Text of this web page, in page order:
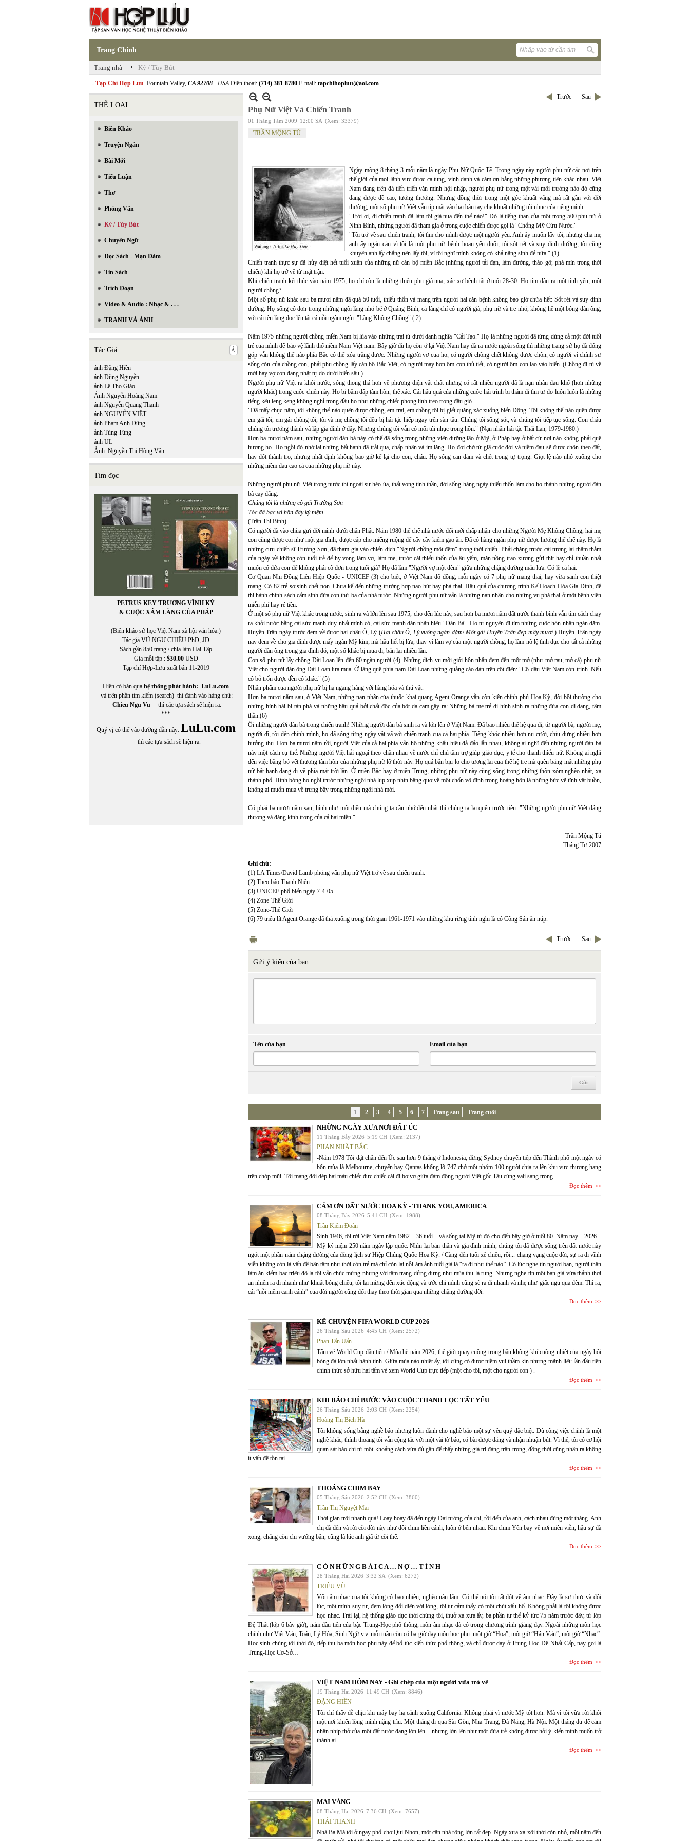
Trang Chính
Trang nhà › Ký / Tùy Bút
- Tạp Chí Hợp Lưu Fountain Valley, CA 92708 - USAĐiện thoại: (714) 381-8780 E-mail: tapchihopluu@aol.com
THỂ LOẠI
Biên Khảo
Truyện Ngắn
Bài Mới
Tiểu Luận
Thơ
Phỏng Vấn
Ký / Tùy Bút
Chuyển Ngữ
Đọc Sách - Mạn Đàm
Tin Sách
Trích Đoạn
Video & Audio : Nhạc & . . .
TRANH VÀ ẢNH
Tác Giả
ảnh Đặng Hiền
ảnh Dũng Nguyễn
ảnh Lê Thọ Giáo
Ảnh Nguyễn Hoàng Nam
ảnh Nguyễn Quang Thạnh
ảnh NGUYỄN VIỆT
ảnh Phạm Anh Dũng
ảnh Tùng Tùng
ảnh UL
Ảnh: Nguyễn Thị Hồng Vân
Tìm đọc
PETRUS KEY TRƯƠNG VĨNH KÝ
& CUỘC XÂM LĂNG CỦA PHÁP
(Biên khảo sử học Việt Nam xã hội văn hóa.)
Tác giả VŨ NGỰ CHIÊU PhD, JD
Sách gần 850 trang / chia làm Hai Tập
Gía mỗi tập : $30.00USD
Tạp chí Hợp-Lưu xuất bản 11-2019
Hiện có bán qua hệ thống phát hành: LuLu.com
và trên phần tìm kiếm (search) thì đánh vào hàng chữ:
Chieu Ngu Vu thì các tựa sách sẽ hiện ra.
***
Quý vị có thể vào đường dẫn này: LuLu.com
thì các tựa sách sẽ hiện ra.
Trước Sau
Phụ Nữ Việt Và Chiến Tranh
01 Tháng Tám 2009 12:00 SA (Xem: 33379)
TRẦN MỘNG TÚ
Ngày mồng 8 tháng 3 mỗi năm là ngày Phụ Nữ Quốc Tế. Trong ngày này người phụ nữ các nơi trên
thế giới của mọi lãnh vực được ca tụng, vinh danh và cám ơn bằng những phương tiện khác nhau. Việt
Nam đang trên đà tiến triển văn minh hội nhập, người phụ nữ trong một vài môi trường nào đó cũng
đang được đề cao, tưởng thưởng. Nhưng đồng thời trong một góc khuất vắng mà rất gần với đời
thường, một số phụ nữ Việt vẫn úp mặt vào hai bàn tay che khuất những tủi nhục của riêng mình.
"Trời ơi, đi chiến tranh đã làm tôi già nua đến thế nào!" Đó là tiếng than của một trong 500 phụ nữ ở
Ninh Bình, những người đã tham gia ở trong cuộc chiến được gọi là "Chống Mỹ Cứu Nước."
"Tôi trở về sau chiến tranh, tôi tìm cho mình được một người yêu. Anh ấy muốn lấy tôi, nhưng cha mẹ
anh ấy ngăn cản vì tôi là một phụ nữ bệnh hoạn yếu đuối, tôi sốt rét và suy dinh dưỡng, tôi cũng
khuyên anh ấy chẳng nên lấy tôi, vì tôi nghĩ mình không có khả năng sinh đẻ nữa." (1)
Chiến tranh thực sự đã hủy diệt hết tuổi xuân của những nữ cán bộ miền Bắc (những người tải đạn, làm đường, tháo gỡ, phá mìn trong thời
chiến) khi họ trở về từ mặt trận.
Khi chiến tranh kết thúc vào năm 1975, họ chỉ còn là những thiếu phụ già nua, xác xơ bệnh tật ở tuổi 28-30. Họ tìm đâu ra một tình yêu, một
người chồng?
Một số phụ nữ khác sau ba mươi năm đã quá 50 tuổi, thiếu thốn và mang trên người hai căn bệnh không bao giờ chữa hết: Sốt rét và suy dinh
dưỡng. Họ sống cô đơn trong những ngôi làng nhỏ bé ở Quảng Bình, cả làng chỉ có người già, phụ nữ và trẻ nhỏ, không hề một bóng đàn ông,
với cái tên làng đọc lên tất cả nỗi ngậm ngùi: "Làng Không Chồng" ( 2)
Năm 1975 những người chồng miền Nam bị lùa vào những trại tù dưới danh nghĩa "Cải Tạo." Họ là những người đã từng dùng cả một đời tuổi
trẻ của mình để bảo vệ lãnh thổ niềm Nam Việt nam. Bây giờ dù họ còn ở lại Việt Nam hay đã ra nước ngoài sống thì những trang sử họ đã đóng
góp vẫn không thể nào phía Bắc có thể xóa trắng được. Những người vợ của họ, có người chồng chết không được chôn, có người vì chính sự
sống còn của chồng con, phải phụ chồng lấy cán bộ Bắc Việt, có người may hơn ôm con thủ tiết, có người ôm con lao vào biển. (Chồng đi tù về
mới hay vợ con đang nhặt tự do dưới biển sâu.)
Người phụ nữ Việt ra khỏi nước, sống thong thả hơn về phương diện vật chất nhưng có rất nhiều người đã là nạn nhân đau khổ (hơn những
người khác) trong cuộc chiến này. Họ bị bầm dập tâm hồn, thể xác. Cái hậu quả của những cuộc hải trình bi thảm đi tìm tự do luôn luôn là những
tiếng kêu leng keng không nghỉ trong đầu họ như những chiếc phong linh treo trong đầu gió.
"Đã mấy chục năm, tôi không thể nào quên được chồng, em trai, em chồng tôi bị giết quăng xác xuống biển Đông. Tôi không thể nào quên được
em gái tôi, em gái chồng tôi, tôi và mẹ chồng tôi đều bị hải tặc hiếp ngay trên sàn tầu. Chúng tôi sống sót, và chúng tôi tiếp tục sống. Con cháu
chúng tôi trưởng thành và lập gia đình ở đây. Nhưng chúng tôi vẫn có mối tủi nhục trong hồn." (Nạn nhân hải tặc Thái Lan, 1979-1980.)
Hơn ba mươi năm sau, những người đàn bà này có thể đã sống trong những viện dưỡng lão ở Mỹ, ở Pháp hay ở bất cứ nơi nào không phải quê
hương họ. Họ ngồi đó nhớ lại những bất hạnh đã trải qua, chấp nhận và im lặng. Họ đợi chờ từ giã cuộc đời và niềm đau sẽ được chôn theo đất,
hay đốt thành tro, nhưng nhất định không bao giờ kể lại cho con, cháu. Họ sống can đảm và chết trong tự trọng. Giọt lệ nào nhỏ xuống cho
những niềm đau cao cả của những phụ nữ này.
Những người phụ nữ Việt trong nước thì ngoài sự héo úa, thất vọng tinh thần, đời sống hàng ngày thiếu thốn làm cho họ thành những người đàn
bà cay đắng.
Chúng tôi là những cô gái Trường Sơn
Tóc đã bạc và hồn đầy kỷ niệm
(Trần Thị Bình)
Có người đã vào chùa gửi đời mình dưới chân Phật. Năm 1980 thể chế nhà nước đổi mới chấp nhận cho những Người Mẹ Không Chồng, hai mẹ
con cũng được coi như một gia đình, được cấp cho miếng ruộng để cấy cầy kiếm gạo ăn. Đã có hàng ngàn phụ nữ được hưởng thể chế này. Họ là
những cựu chiến sĩ Trường Sơn, đã tham gia vào chiến dịch "Người chồng một đêm" trong thời chiến. Phải chăng trước cái tương lai thăm thẳm
của ngày về không còn tuổi trẻ để hy vọng làm vợ, làm mẹ, trước cái thiếu thốn của âu yếm, mặn nồng trao xương gửi thịt hay chỉ thuần nhất
muốn có đứa con để không phải cô đơn trong tuổi già? Họ đã làm "Người vợ một đêm" giữa những chặng đường máu lửa. Có lẽ cả hai.
Cơ Quan Nhi Đồng Liên Hiệp Quốc - UNICEF (3) cho biết, ở Việt Nam đổ đồng, mỗi ngày có 7 phụ nữ mang thai, hay vừa sanh con thiệt
mạng. Có 82 trẻ sơ sinh chết non. Chưa kể đến những trường hợp nạo hút hay phá thai. Hậu quả của chương trình Kế Hoạch Hóa Gia Đình, để
thi hành chính sách cấm sinh đứa con thứ ba của nhà nước. Những người phụ nữ vẫn là những nạn nhân cho những vụ phá thai ở một bệnh viện
miễn phí hay rẻ tiền.
Ở một số phụ nữ Việt khác trong nước, sinh ra và lớn lên sau 1975, cho đến lúc này, sau hơn ba mươi năm đất nước thanh bình vẫn tìm cách chạy
ra khỏi nước bằng cái sức mạnh duy nhất mình có, cái sức mạnh dán nhãn hiệu "Đàn Bà". Họ tự nguyện đi tìm những cuộc hôn nhân ngàn dặm.
Huyền Trân ngày trước đem về được hai châu Ô, Lý (Hai châu Ô, Lý vuông ngàn dặm/Một gái Huyền Trân đẹp mấy mươi.) Huyền Trân ngày
nay đem về cho gia đình được mấy ngàn Mỹ kim; mà hầu hết bị lừa, thay vì làm vợ của một người chồng, họ làm nô lệ tình dục cho tất cả những
người đàn ông trong gia đình đó, một số khác bị mua đi, bán lại nhiều lần.
Con số phụ nữ lấy chồng Đài Loan lên đến 60 ngàn người (4). Những dịch vụ môi giới hôn nhân đem đến một mớ (như mớ rau, mớ cá) phụ nữ
Việt cho người đàn ông Đài Loan lựa mua. Ở làng quê phía nam Đài Loan những quảng cáo dán trên cột điện: "Cô dâu Việt Nam còn trinh. Nếu
cô bỏ trốn được đền cô khác." (5)
Nhân phẩm của người phụ nữ bị hạ ngang hàng với hàng hóa và thú vật.
Hơn ba mươi năm sau, ở Việt Nam, những nạn nhân của thuốc khai quang Agent Orange vẫn còn kiện chính phủ Hoa Kỳ, đòi bồi thường cho
những hình hài bị tàn phá và những hậu quả bởi chất độc của bột da cam gây ra: Những bà mẹ trẻ dị hình sinh ra những đứa con dị dạng, tâm
thần.(6)
Ôi những người đàn bà trong chiến tranh! Những người đàn bà sinh ra và lớn lên ở Việt Nam. Đã bao nhiêu thế hệ qua đi, từ người bà, người mẹ,
người dì, rồi đến chính mình, họ đã sống từng ngày vật vã với chiến tranh của cả hai phía. Tiếng khóc nhiều hơn nụ cười, chịu đựng nhiều hơn
hưởng thụ. Hơn ba mươi năm rồi, người Việt của cả hai phía vẫn hô những khẩu hiệu đả đảo lẫn nhau, không ai nghĩ đến những người đàn bà
này một cách cụ thể. Những người Việt hải ngoại theo chân nhau về nước chỉ chú tâm trợ giúp giáo dục, y tế cho thanh thiếu nữ. Không ai nghĩ
đến việc băng bó vết thương tâm hồn của những phụ nữ lỡ thời này. Họ quá bận bịu lo cho tương lai của thế hệ trẻ mà quên bẵng mất những phụ
nữ bất hạnh đang đi về phía mặt trời lặn. Ở miền Bắc hay ở miền Trung, những phụ nữ này cũng sống trong những thôn xóm nghèo nhất, xa
thành phố. Hình bóng họ ngồi trước những ngôi nhà lụp xụp nhìn bâng quơ về một chốn vô định trong hoàng hôn là những bức vẽ tĩnh vật buồn,
không ai muốn mua về trưng bầy trong những ngôi nhà mới.
Có phải ba mươi năm sau, hình như một điều mà chúng ta cần nhớ đến nhất thì chúng ta lại quên trước tiên: "Những người phụ nữ Việt đáng
thương và đáng kính trọng của cả hai miền."
Trần Mộng Tú
Tháng Tư 2007
-----------------------
Ghi chú:
(1) LA Times/David Lamb phỏng vấn phụ nữ Việt trở về sau chiến tranh.
(2) Theo báo Thanh Niên
(3) UNICEF phổ biến ngày 7-4-05
(4) Zone-Thế Giới
(5) Zone-Thế Giới
(6) 79 triệu lít Agent Orange đã thả xuống trong thời gian 1961-1971 vào những khu rừng tình nghi là có Cộng Sản ẩn núp.
Trước Sau
Gửi ý kiến của bạn
Tên của bạn Email của bạn
1 2 3 4 5 6 7 Trang sau Trang cuối
NHỮNG NGÀY XƯA NƠI ĐẤT ÚC
11 Tháng Bảy 2026 5:19 CH (Xem: 2137)
PHAN NHẬT BẮC
-Năm 1978 Tôi đặt chân đến Úc sau hơn 9 tháng ở Indonesia, dừng Sydney chuyển tiếp đến Thành phố một ngày có
bốn mùa là Melbourne, chuyến bay Qantas khổng lồ 747 chở một nhóm 100 người chia ra lên khu vực thượng hạng
trên chóp mũi. Tôi mang đôi dép hai màu chiếc đực chiếc cái đi bơ vơ giữa đám đông người Việt gốc Tàu cùng vali sang trọng.
Đọc thêm
CÁM ƠN ĐẤT NƯỚC HOA KỲ - THANK YOU, AMERICA
08 Tháng Bảy 2026 5:41 CH (Xem: 1988)
Trần Kiêm Đoàn
Sinh 1946, tôi rời Việt Nam năm 1982 – 36 tuổi – và sống tại Mỹ từ đó cho đến bây giờ ở tuổi 80. Năm nay – 2026 –
Mỹ kỷ niệm 250 năm ngày lập quốc. Nhìn lại bản thân và gia đình mình, chúng tôi đã được sống trên đất nước này
ngót một phần năm chặng đường của dòng lịch sử Hiệp Chủng Quốc Hoa Kỳ. / Càng đến tuổi xế chiều, rồi... chạng vạng cuộc đời, sự ra đi vĩnh
viễn không còn là vấn đề bận tâm như thời còn trẻ mà chỉ còn lại nỗi ám ảnh tuổi già là “ra đi như thế nào”. Có lúc nghe tin người bạn, người thân
làm ăn kiếm bạc triệu đô la tôi vẫn chúc mừng nhưng với tâm trạng dửng dưng như mùa thu lá rụng. Nhưng nghe tin một bạn già vừa thảnh thơi
an nhiên ra đi nhanh như khuất bóng chiều, tôi lại mừng đến xúc động và ước chi mình cũng sẽ ra đi nhanh và nhẹ như giấc ngủ qua đêm. Thì ra,
cái “nỗi niềm canh cánh” của đời người cũng đổi thay theo thời gian qua những chặng đường đời.
Đọc thêm
KỂ CHUYỆN FIFA WORLD CUP 2026
26 Tháng Sáu 2026 4:45 CH (Xem: 2572)
Phan Tấn Uẩn
Tấm vé World Cup đầu tiên / Mùa hè năm 2026, thế giới quay cuồng trong bầu không khí cuồng nhiệt của ngày hội
bóng đá lớn nhất hành tinh. Giữa mùa náo nhiệt ấy, tôi cũng có được niềm vui thầm kín nhưng mãnh liệt: lần đầu tiên
chính thức sở hữu hai tấm vé xem World Cup trực tiếp (một cho tôi, một cho người con ) .
Đọc thêm
KHI BÁO CHÍ BƯỚC VÀO CUỘC THANH LỌC TẤT YẾU
26 Tháng Sáu 2026 2:03 CH (Xem: 2254)
Hoàng Thị Bích Hà
Tôi không sống bằng nghề báo nhưng luôn dành cho nghề báo một sự yêu quý đặc biệt. Dù công việc chính là một
nghề khác, thỉnh thoảng tôi vẫn cộng tác với một vài tờ báo, có bài được đăng và nhận nhuận bút. Vì thế, tôi có cơ hội
quan sát báo chí từ một khoảng cách vừa đủ gần để thấy những giá trị đáng trân trọng, đồng thời cũng nhận ra không
ít vấn đề tồn tại.
Đọc thêm
THOÁNG CHIM BAY
05 Tháng Sáu 2026 2:52 CH (Xem: 3860)
Trần Thị Nguyệt Mai
Thời gian trôi nhanh quá! Loay hoay đã đến ngày Đại tường của chị, rồi đến của anh, cách nhau đúng một tháng. Anh
chị đã đến và rời cõi đời này như đôi chim liền cánh, luôn ở bên nhau. Khi chim Yến bay về nơi miên viễn, hậu sự đã
xong, chẳng còn chi vướng bận, cũng là lúc anh giã từ cõi thế.
Đọc thêm
C Ó N H Ữ N G B À I C A … N Ợ … T Ì N H
28 Tháng Hai 2026 3:32 SA (Xem: 6272)
TRIỆU VŨ
Vốn âm nhạc của tôi không có bao nhiêu, nghèo nàn lắm. Có thể nói tôi rất dốt về âm nhạc. Đây là sự thực và đôi
lúc, một mình suy tư, đem lòng đối diện với lòng, tôi tự cảm thấy có một chút xấu hổ. Không phải là tôi không được
học nhạc. Trái lại, hệ thống giáo dục thời chúng tôi, thuở xa xưa ấy, ba phần tư thế kỷ tức 75 năm trước đây, từ lớp
Đệ Thất (lớp 6 bây giờ), năm đầu tiên của bậc Trung-Học phổ thông, môn âm nhạc đã có trong chương trình giảng dạy. Ngoài những môn học
chính như Việt Văn, Toán, Lý Hóa, Sinh Ngữ v.v. mỗi tuần còn có ba giờ dạy môn học phụ: một giờ “Họa”, một giờ “Hán Văn”, một giờ “Nhạc”.
Học sinh chúng tôi thời đó, tiếp thu ba môn học phụ này để bổ túc kiến thức phổ thông, và chỉ được dạy ở Trung-Học Đệ-Nhất-Cấp, nay gọi là
Trung-Học Cơ-Sở…
Đọc thêm
VIỆT NAM HÔM NAY - Ghi chép của một người vừa trở về
19 Tháng Hai 2026 11:49 CH (Xem: 8846)
ĐẶNG HIỀN
Tôi chỉ thấy dễ chịu khi máy bay hạ cánh xuống California. Không phải vì nước Mỹ tốt hơn. Mà vì tôi vừa rời khỏi
một nơi khiến lòng mình nặng trĩu. Một tháng đi qua Sài Gòn, Nha Trang, Đà Nẵng, Hà Nội. Một tháng đủ để cảm
nhận nhịp thở của một đất nước đang lớn lên – nhưng lớn lên như một đứa trẻ không được hỏi ý kiến mình muốn trở
thành ai.
Đọc thêm
MAI VÀNG
08 Tháng Hai 2026 7:36 CH (Xem: 7657)
THÁI THANH
Nhà Ba Má tôi ở ngay phố chợ Qui Nhơn, một căn nhà rộng lớn rất đẹp. Ngày xưa xa xôi thời còn nhỏ, mỗi năm đến